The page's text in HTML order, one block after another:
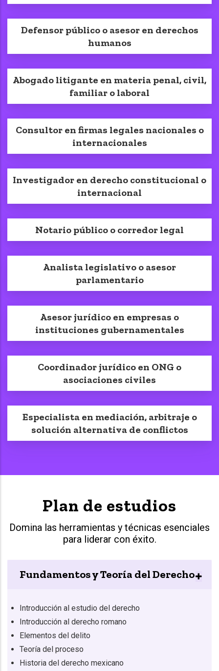
Defensor público o asesor en derechos
humanos
Abogado litigante en materia penal, civil,
familiar o laboral
Consultor en firmas legales nacionales o
internacionales
Investigador en derecho constitucional o
internacional
Notario público o corredor legal
Analista legislativo o asesor
parlamentario
Asesor jurídico en empresas o
instituciones gubernamentales
Coordinador jurídico en ONG o
asociaciones civiles
Especialista en mediación, arbitraje o
solución alternativa de conflictos
Plan de estudios
Domina las herramientas y técnicas esenciales
para liderar con éxito.
Fundamentos y Teoría del Derecho
Introducción al estudio del derecho
Introducción al derecho romano
Elementos del delito
Teoría del proceso
Historia del derecho mexicano